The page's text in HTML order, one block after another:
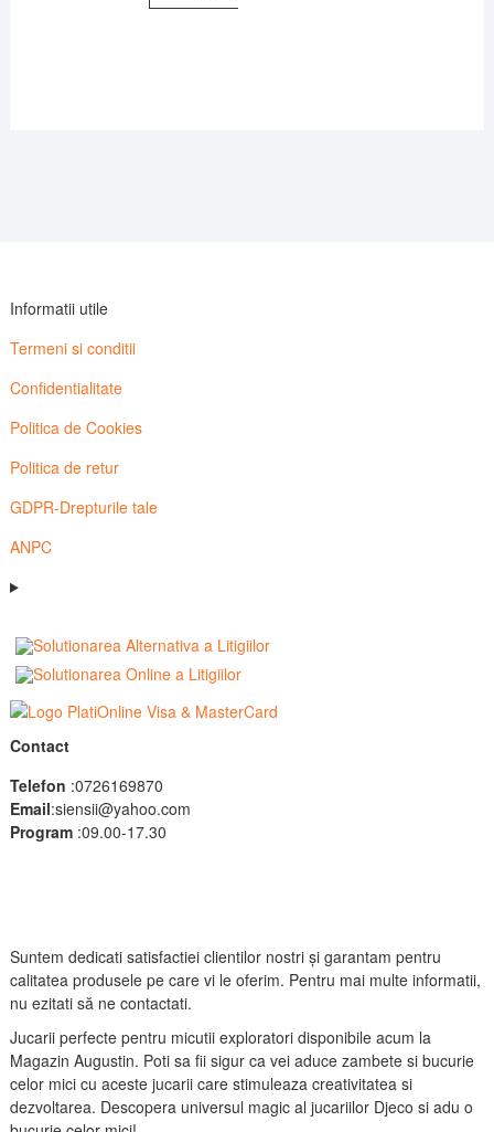
Informatii utile
Termeni si conditii
Confidentialitate
Politica de Cookies
Politica de retur
GDPR-Drepturile tale
ANPC
Contact
Telefon :0726169870
Email:siensii@yahoo.com
Program:09.00-17.30
Suntem dedicati satisfactiei clientilor nostri și garantam pentru
calitatea produsele pe care vi le oferim. Pentru mai multe informatii,
nu ezitati să ne contactati.
Jucarii perfecte pentru micutii exploratori disponibile acum la
Magazin Augustin. Poti sa fii sigur ca vei aduce zambete si bucurie
celor mici cu aceste jucarii care stimuleaza creativitatea si
dezvoltarea. Descopera universul magic al jucariilor Djeco si adu o